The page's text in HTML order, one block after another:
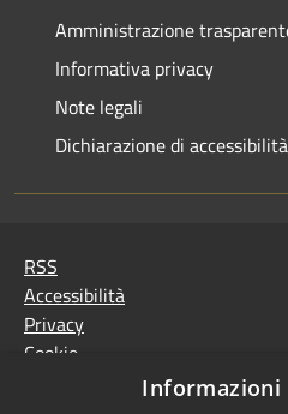
Amministrazione
Informativa privacy
Note legali
Dichiarazione di accessibilità
RSS
Accessibilità
Privacy
Cookie
Informazioni